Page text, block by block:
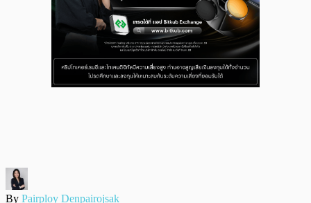
By Pairploy Denpairojsak